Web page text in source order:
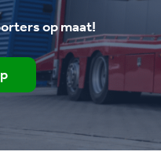
op maat!